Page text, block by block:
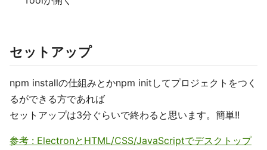
セットアップ
npm installの仕組みとかnpm initしてプロジェクトをつく
るができる方であれば
セットアップは3分ぐらいで終わると思います。簡単!!
参考 : ElectronとHTML/CSS/JavaScriptでデスクトップ